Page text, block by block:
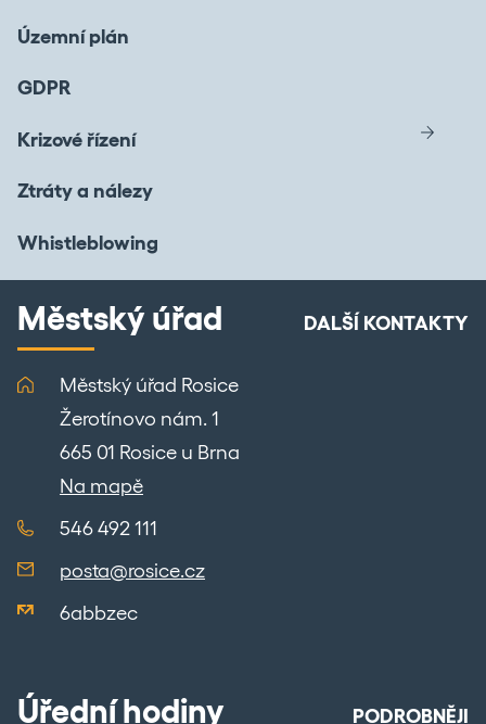
Územní plán
GDPR
Krizové řízení
Ztráty a nálezy
Whistleblowing
Městský úřad DALŠÍ KONTAKTY
Městský úřad Rosice
Žerotínovo nám. 1
665 01 Rosice u Brna
Na mapě
546 492 111
posta@rosice.cz
6abbzec
Úřední hodiny PODROBNĚJI